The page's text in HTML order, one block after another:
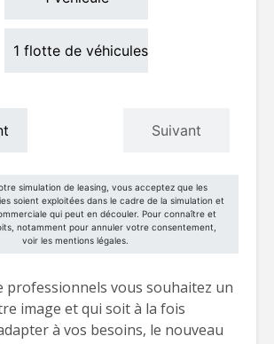
professionnels vous souhaitez un
image et qui soit à la fois
à vos besoins, le nouveau